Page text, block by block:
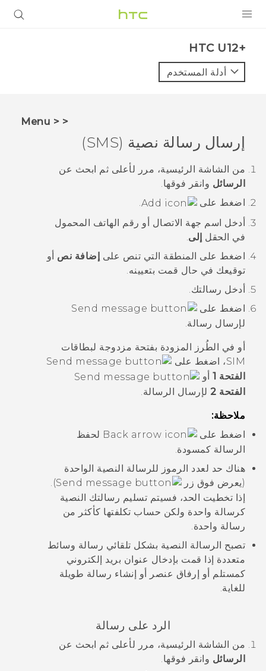
VIVE
VIVERSE
البرامج + التطبيقات
الدعم
أجهزة HTC والملحقات
HTC U12+‎
أدلة المستخدم
< < Menu
إرسال رسالة نصية (SMS)
من الشاشة الرئيسية، مرر لأعلى ثم ابحث عن
الرسائل وانقر فوقها.
اضغط على
.
أدخل اسم جهة الاتصال أو رقم الهاتف المحمول
في الحقل إلى
اضغط على المنطقة التي تنص على إضافة نص أو
توقيعك في حال قمت بتعيينه.
أدخل رسالتك.
اضغط على
لإرسال رسالة.
أو في الطُرز المزودة بفتحة مزدوجة لبطاقات
SIM، اضغط على
الفتحة 1
أو
الفتحة 2
لإرسال الرسالة.
ملاحظة:
اضغط على
لحفظ
الرسالة كمسودة.
هناك حد لعدد الرموز للرسالة النصية الواحدة
(يعرض فوق زر
).
إذا تخطيت الحد، فسيتم تسليم رسالتك النصية
كرسالة واحدة ولكن حساب تكلفتها كأكثر من
رسالة واحدة.
تصبح الرسالة النصية بشكل تلقائي رسالة وسائط
متعددة إذا قمت بإدخال عنوان بريد إلكتروني
كمستلم أو إرفاق عنصر أو إنشاء رسالة طويلة
للغاية.
الرد على رسالة
من الشاشة الرئيسية، مرر لأعلى ثم ابحث عن
الرسائل وانقر فوقها.